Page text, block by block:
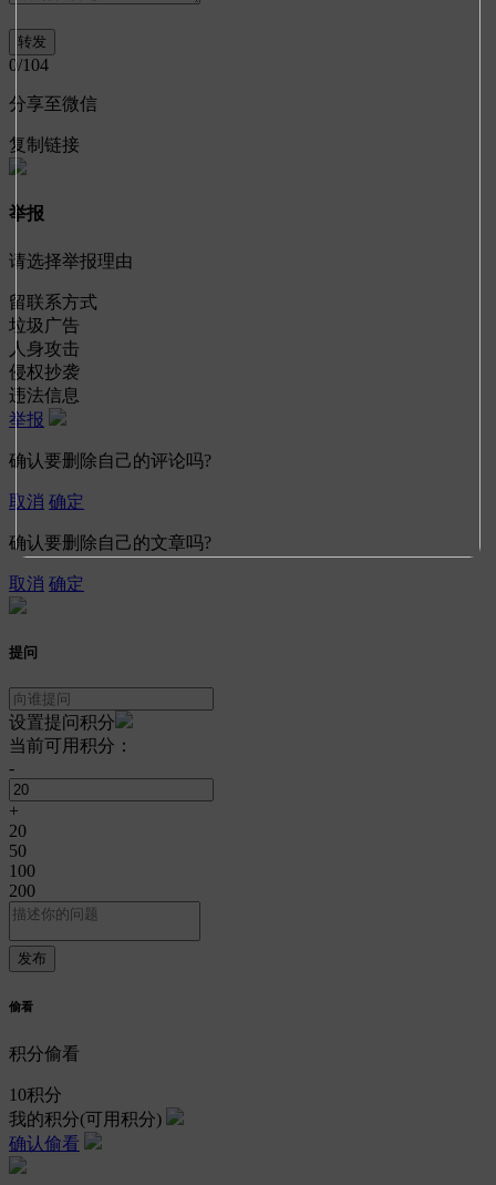
0/104
分享至微信
复制链接
举报
请选择举报理由
留联系方式
垃圾广告
人身攻击
侵权抄袭
违法信息
举报
确认要删除自己的评论吗?
取消 确定
确认要删除自己的文章吗?
取消 确定
提问
设置提问积分
当前可用积分：
-
+
20
50
100
200
偷看
积分偷看
10积分
我的积分(可用积分)
确认偷看